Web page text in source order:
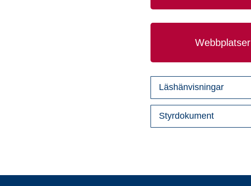
Webbplatser
Läshänvisningar
Styrdokument